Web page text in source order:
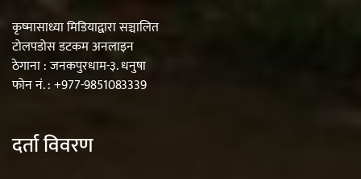
कृष्मासाध्या मिडियाद्वारा सञ्चालित
टोलपडोस डटकम अनलाइन
ठेगाना : जनकपुरधाम-३. धनुषा
फोन नं. : +977-9851083339
दर्ता विवरण